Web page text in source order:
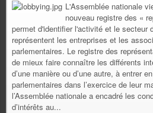
L'Assemblée nationale
nouveau registre des «
permet d'identifier l'activité et le secteur
représentent les entreprises et les
parlementaires. Le registre des
de mieux faire connaître les différents
d’une manière ou d’une autre, à entrer
parlementaires dans l’exercice de leur
l’Assemblée nationale a encadré les
d’intérêts au...